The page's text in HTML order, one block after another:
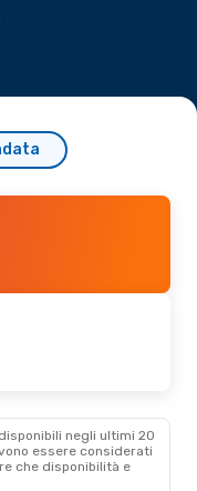
negli ultimi 20
essere considerati
che disponibilità e